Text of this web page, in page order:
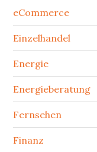
eCommerce
Einzelhandel
Energie
Energieberatung
Fernsehen
Finanz